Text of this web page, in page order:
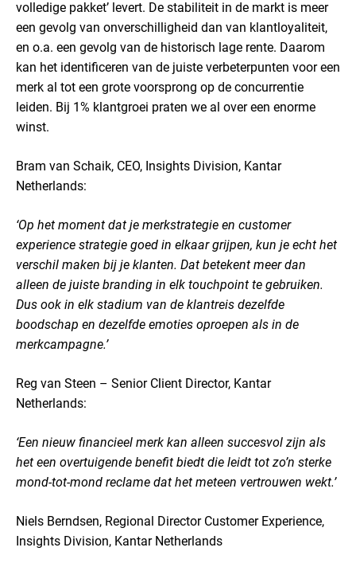
volledige pakket’ levert. De stabiliteit in de markt is meer
een gevolg van onverschilligheid dan van klantloyaliteit,
en o.a. een gevolg van de historisch lage rente. Daarom
kan het identificeren van de juiste verbeterpunten voor een
merk al tot een grote voorsprong op de concurrentie
leiden. Bij 1% klantgroei praten we al over een enorme
winst.
Bram van Schaik, CEO, Insights Division, Kantar
Netherlands:
‘Op het moment dat je merkstrategie en customer
experience strategie goed in elkaar grijpen, kun je echt het
verschil maken bij je klanten. Dat betekent meer dan
alleen de juiste branding in elk touchpoint te gebruiken.
Dus ook in elk stadium van de klantreis dezelfde
boodschap en dezelfde emoties oproepen als in de
merkcampagne.’
Reg van Steen – Senior Client Director, Kantar
Netherlands:
‘Een nieuw financieel merk kan alleen succesvol zijn als
het een overtuigende benefit biedt die leidt tot zo’n sterke
mond-tot-mond reclame dat het meteen vertrouwen wekt.’
Niels Berndsen, Regional Director Customer Experience,
Insights Division, Kantar Netherlands